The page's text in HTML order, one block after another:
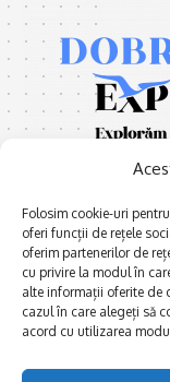
Folosim cookie-uri
oferi funcții de rețele
oferim partenerilor de
cu privire la modul în
alte informații oferite de
cazul în care alegeți să
acord cu utilizarea
E xplorăm Dobrogea,
Explorăm valorile
Deltă, Litoral, cele
lacuri, cele mai vechi